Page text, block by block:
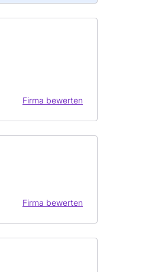
Firma bewerten
Firma bewerten